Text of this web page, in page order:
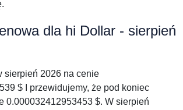
dla hi Dollar - sierpień
sierpień 2026 na cenie
$ I przewidujemy, że pod koniec
0.000032412953453 $. W sierpień